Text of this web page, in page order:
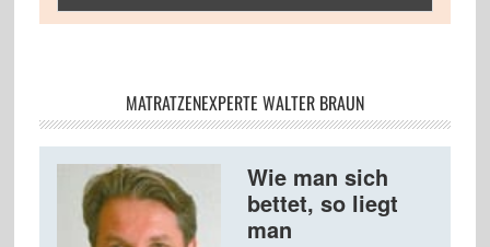
MATRATZENEXPERTE WALTER BRAUN
Wie man sich
bettet, so liegt
man